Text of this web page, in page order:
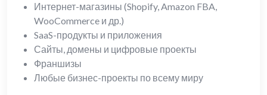
Интернет-магазины (Shopify, Amazon FBA,
WooCommerce и др.)
SaaS-продукты и приложения
Сайты, домены и цифровые проекты
Франшизы
Любые бизнес-проекты по всему миру